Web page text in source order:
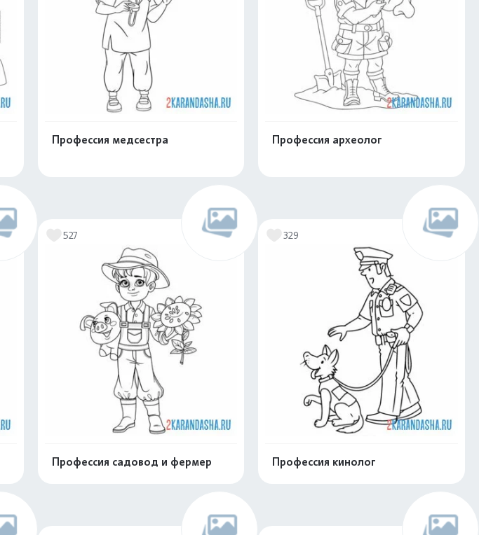
Профессия медсестра Профессия археолог
527
Профессия садовод и фермер
329
Профессия кинолог